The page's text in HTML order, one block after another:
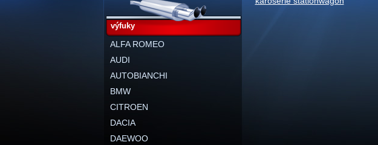
výfuky
ALFA ROMEO
AUDI
AUTOBIANCHI
BMW
CITROEN
DACIA
DAEWOO